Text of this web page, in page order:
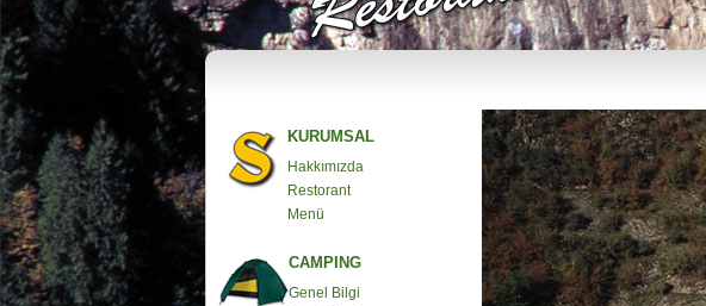
KURUMSAL
Hakkımızda
Restorant
Menü
CAMPING
Genel Bilgi